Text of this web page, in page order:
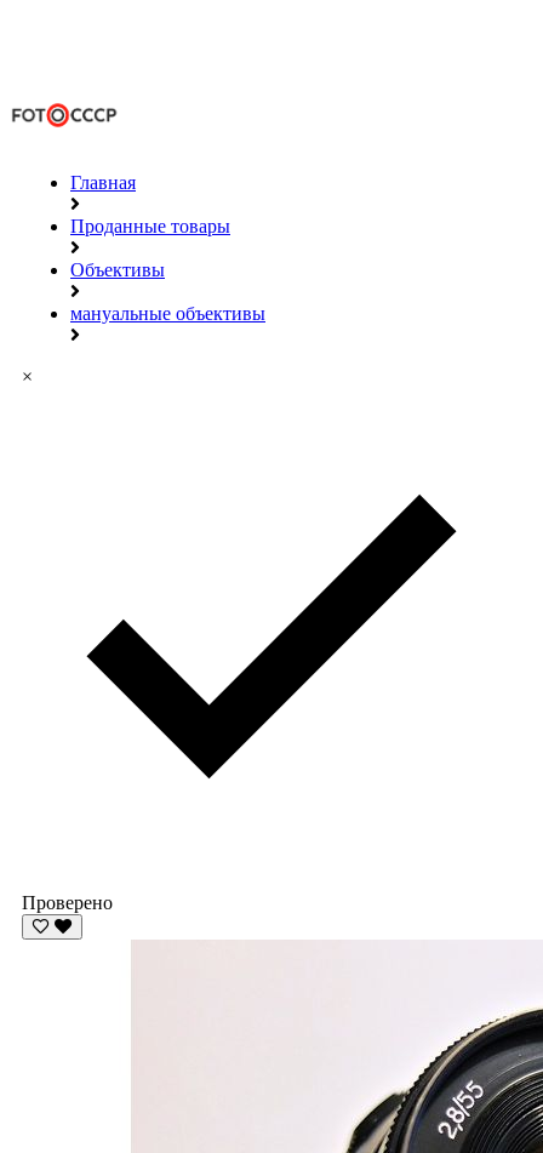
Главная
Проданные товары
Объективы
мануальные объективы
×
Проверено